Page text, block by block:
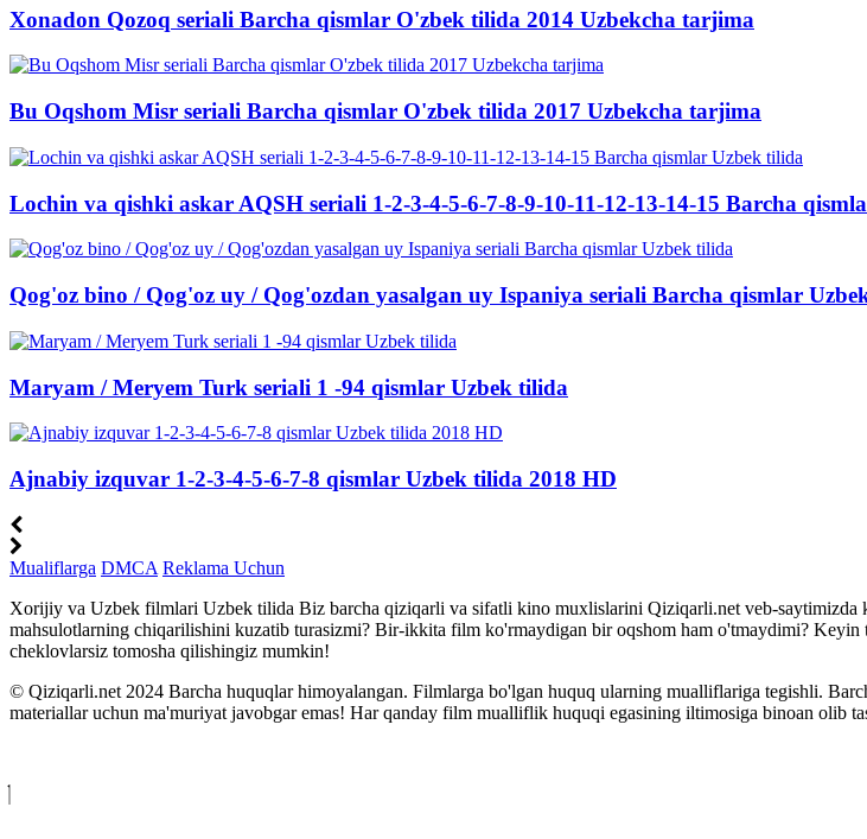
Xonadon Qozoq seriali Barcha qismlar O'zbek tilida 2014 Uzbekcha tarjima
Bu Oqshom Misr seriali Barcha qismlar O'zbek tilida 2017 Uzbekcha tarjima
Lochin va qishki askar AQSH seriali 1-2-3-4-5-6-7-8-9-10-11-12-13-14-15 Barcha
Qog'oz bino / Qog'oz uy / Qog'ozdan yasalgan uy Ispaniya seriali Barcha qismlar
Maryam / Meryem Turk seriali 1 -94 qismlar Uzbek tilida
Ajnabiy izquvar 1-2-3-4-5-6-7-8 qismlar Uzbek tilida 2018 HD
Mualiflarga DMCA Reklama Uchun
Xorijiy va Uzbek filmlari Uzbek tilida Biz barcha qiziqarli va sifatli kino muxlislarini Qiziqarli.net veb-saytimizda
mahsulotlarning chiqarilishini kuzatib turasizmi? Bir-ikkita film ko'rmaydigan bir oqshom ham o'tmaydimi?
cheklovlarsiz tomosha qilishingiz mumkin!
© Qiziqarli.net 2024 Barcha huquqlar himoyalangan. Filmlarga bo'lgan huquq ularning mualliflariga tegishli.
materiallar uchun ma'muriyat javobgar emas! Har qanday film mualliflik huquqi egasining iltimosiga binoan olib